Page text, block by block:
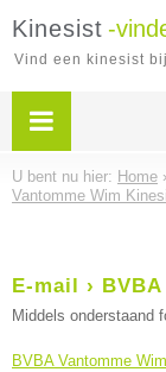
Kinesist -
Vind een kinesist
U bent nu hier: Home
Vantomme Wim
E-mail ›
Middels onderstaand
BVBA Vantomme